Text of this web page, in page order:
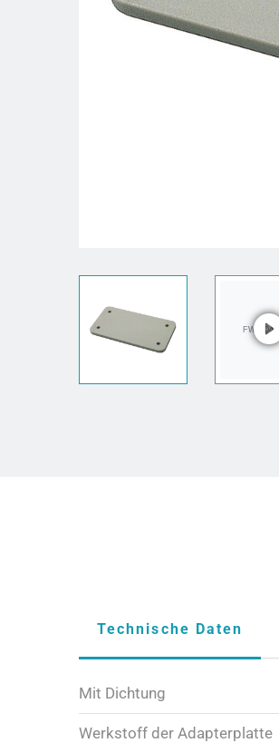
Technische Daten
Mit Dichtung
Werkstoff der Adapterplatte